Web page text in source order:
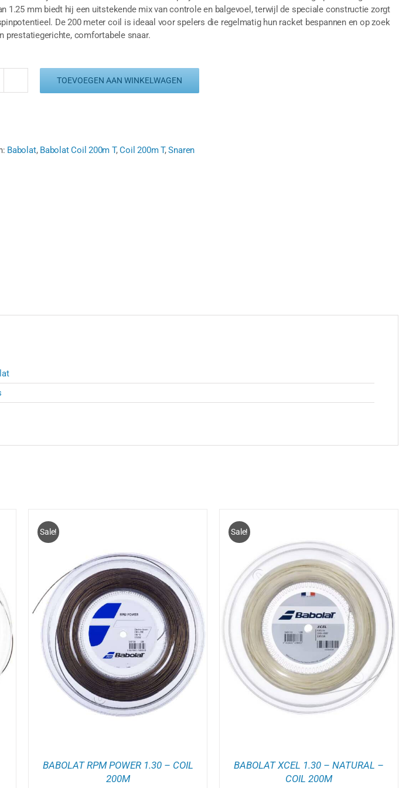
1.25 mm biedt hij een uitstekende mix van controle en balgevoel, terwijl de speciale constructie zorgt
De 200 meter coil is ideaal voor spelers die regelmatig hun racket bespannen en op zoek
prestatiegerichte, comfortabele snaar.
TOEVOEGEN AAN WINKELWAGEN
Babolat, Babolat Coil 200m T,Coil 200m T,Snaren
Sale!
BABOLAT RPM POWER 1.30 – COIL
200M
Sale!
TOEVOEGEN AAN WINKELWAGEN
/
DETAILS
BABOLAT XCEL 1.30 – NATURAL –
COIL 200M